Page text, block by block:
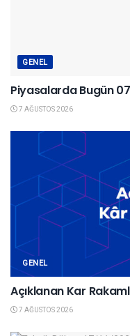
GENEL
Piyasalarda Bugün
7 AĞUSTOS 2026
GENEL
Açıklanan Kar
7 AĞUSTOS 2026